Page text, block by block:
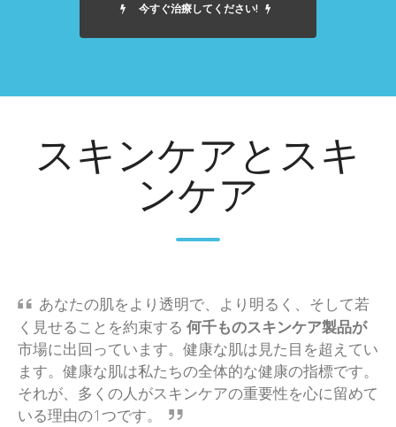
今すぐ治療してください!
スキンケアとスキ
ンケア
あなたの肌をより透明で、より明るく、そして若
く見せることを約束する 何千ものスキンケア製品が
市場に出回っています。健康な肌は見た目を超えてい
ます。健康な肌は私たちの全体的な健康の指標です。
それが、多くの人がスキンケアの重要性を心に留めて
いる理由の1つです。